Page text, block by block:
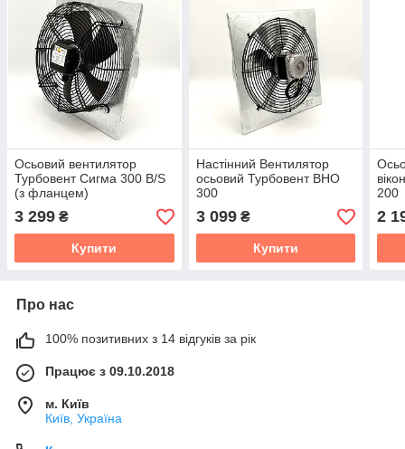
Осьовий вентилятор
Турбовент Сигма 300 B/S
(з фланцем)
3 299 ₴
Купити
Настінний Вентилятор
осьовий Турбовент ВНО
300
3 099₴
Купити
200
2
Про нас
100% позитивних з 14 відгуків за рік
Працює з 09.10.2018
м. Київ
Київ, Україна